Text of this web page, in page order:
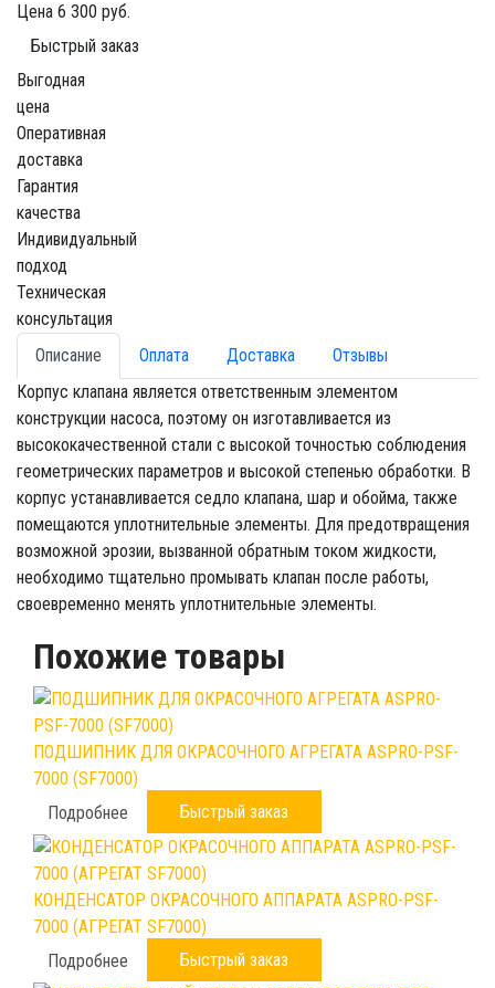
Цена 6 300 руб.
Быстрый заказ
Выгодная
цена
Оперативная
доставка
Гарантия
качества
Индивидуальный
подход
Техническая
консультация
Описание
Оплата Доставка
Отзывы
Корпус клапана является ответственным элементом
конструкции насоса, поэтому он изготавливается из
высококачественной стали с высокой точностью соблюдения
геометрических параметров и высокой степенью обработки. В
корпус устанавливается седло клапана, шар и обойма, также
помещаются уплотнительные элементы. Для предотвращения
возможной эрозии, вызванной обратным током жидкости,
необходимо тщательно промывать клапан после работы,
своевременно менять уплотнительные элементы.
Похожие товары
ПОДШИПНИК ДЛЯ ОКРАСОЧНОГО АГРЕГАТА ASPRO-PSF-
7000 (SF7000)
Подробнее
Быстрый заказ
КОНДЕНСАТОР ОКРАСОЧНОГО АППАРАТА ASPRO-PSF-
7000 (АГРЕГАТ SF7000)
Подробнее
Быстрый заказ